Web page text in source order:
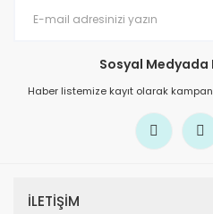
Sosyal Medyada
Haber listemize kayıt olarak
İLETİŞİM